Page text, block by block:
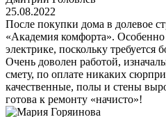
25.08.2022
После покупки дома в долевое
«Академия комфорта».
электрике, поскольку требуется
Очень доволен работой,
смету, по оплате никаких
качественные, полы и стены
готова к ремонту «начисто»!